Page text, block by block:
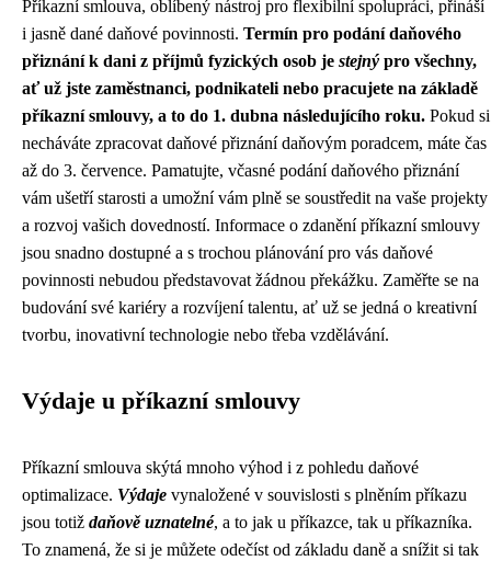
Příkazní smlouva, oblíbený nástroj pro flexibilní spolupráci, přináší
i jasně dané daňové povinnosti. Termín pro podání daňového
přiznání k dani z příjmů fyzických osob je stejný pro všechny,
ať už jste zaměstnanci, podnikateli nebo pracujete na základě
příkazní smlouvy, a to do 1. dubna následujícího roku. Pokud si
necháváte zpracovat daňové přiznání daňovým poradcem, máte čas
až do 3. července. Pamatujte, včasné podání daňového přiznání
vám ušetří starosti a umožní vám plně se soustředit na vaše projekty
a rozvoj vašich dovedností. Informace o zdanění příkazní smlouvy
jsou snadno dostupné a s trochou plánování pro vás daňové
povinnosti nebudou představovat žádnou překážku. Zaměřte se na
budování své kariéry a rozvíjení talentu, ať už se jedná o kreativní
tvorbu, inovativní technologie nebo třeba vzdělávání.
Výdaje u příkazní smlouvy
Příkazní smlouva skýtá mnoho výhod i z pohledu daňové
optimalizace. Výdaje vynaložené v souvislosti s plněním příkazu
jsou totiž daňově uznatelné, a to jak u příkazce, tak u příkazníka.
To znamená, že si je můžete odečíst od základu daně a snížit si tak